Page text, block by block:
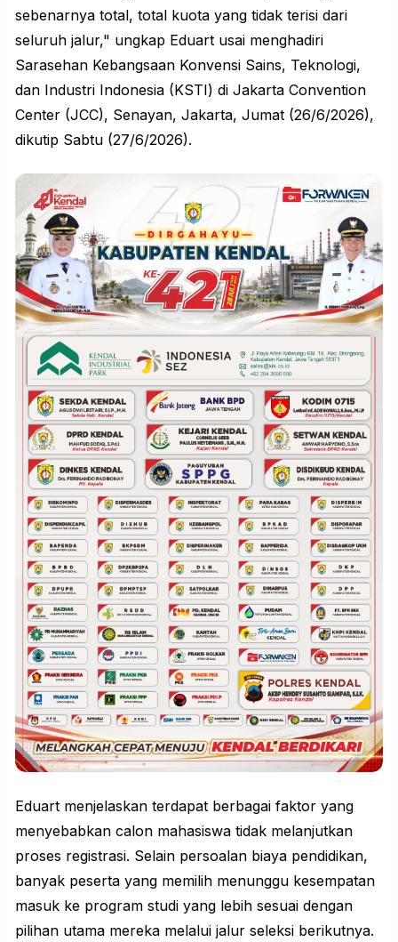
sebenarnya total, total kuota yang tidak terisi dari
seluruh jalur," ungkap Eduart usai menghadiri
Sarasehan Kebangsaan Konvensi Sains, Teknologi,
dan Industri Indonesia (KSTI) di Jakarta Convention
Center (JCC), Senayan, Jakarta, Jumat (26/6/2026),
dikutip Sabtu (27/6/2026).
Eduart menjelaskan terdapat berbagai faktor yang
menyebabkan calon mahasiswa tidak melanjutkan
proses registrasi. Selain persoalan biaya pendidikan,
banyak peserta yang memilih menunggu kesempatan
masuk ke program studi yang lebih sesuai dengan
pilihan utama mereka melalui jalur seleksi berikutnya.